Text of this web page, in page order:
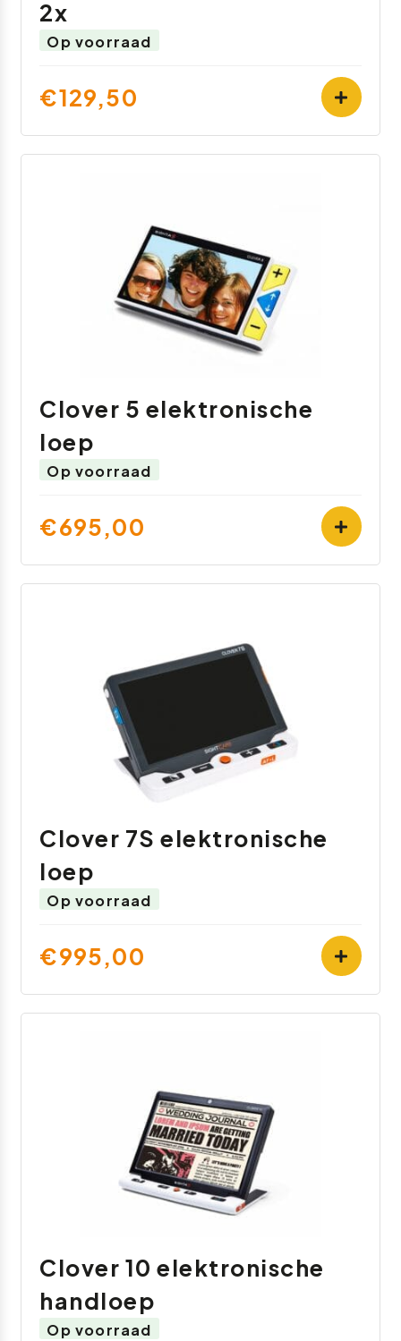
2x
Op voorraad
€129,50
Clover 5 elektronische
loep
Op voorraad
€695,00
Clover 7S elektronische
loep
Op voorraad
€995,00
Clover 10 elektronische
handloep
Op voorraad